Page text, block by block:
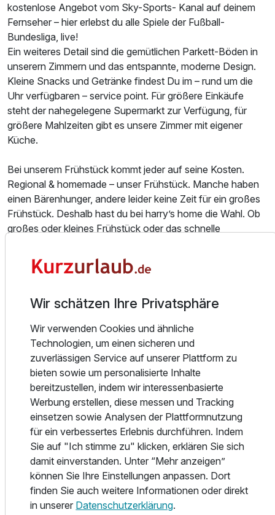
kostenlose Angebot vom Sky-Sports- Kanal auf deinem
Fernseher – hier erlebst du alle Spiele der Fußball-
Bundesliga, live!
Ein weiteres Detail sind die gemütlichen Parkett-Böden in
unserern Zimmern und das entspannte, moderne Design.
Kleine Snacks und Getränke findest Du im – rund um die
Uhr verfügbaren – service point. Für größere Einkäufe
steht der nahegelegene Supermarkt zur Verfügung, für
größere Mahlzeiten gibt es unsere Zimmer mit eigener
Küche.
Bei unserem Frühstück kommt jeder auf seine Kosten.
Regional & homemade – unser Frühstück. Manche haben
einen Bärenhunger, andere leider keine Zeit für ein großes
Frühstück. Deshalb hast du bei harry’s home die Wahl. Ob
großes oder kleines Frühstück oder das schnelle
und zahlst nur das, was du wirklich brauchst. Du bestimmst
nicht nur, ob du ein Frühstück haben willst, sondern auch
kein umfangreiches Buffet – wer dagegen mit der Familie
warme Eierspeisen, frische Früchte und die umfangreiche
Müsli-Station. Und wer gar keine Zeit hat, aber in der Früh
unbedingt einen Kaffee benötigt? Der bestellt sich einfach
eine Nespresso-Maschine aufs Zimmer.
Zum Baukasten von harry’s home gehört aber noch viel
mehr: Der service point mit Automaten für alle Dinge des
täglichen Bedarfs, Getränke und Snacks. Oder – ganz
anders gedacht – unsere Zimmer mit eigener Küche. Hier
kannst du mit der ganzen Familie Spaghetti kochen, dir
selbst ein reichhaltiges Frühstück zubereiten oder deine
Liebste (und natürlich auch deinen Liebsten) mit einem
Candle-Light-Dinner verwöhnen.
Wir schätzen Ihre Privatsphäre
Wir verwenden Cookies und ähnliche
Technologien, um einen sicheren und
zuverlässigen Service auf unserer Plattform zu
bieten sowie um personalisierte Inhalte
bereitzustellen, indem wir interessenbasierte
Werbung erstellen, diese messen und Tracking
einsetzen sowie Analysen der Plattformnutzung
für ein verbessertes Erlebnis durchführen. Indem
Sie auf "Ich stimme zu" klicken, erklären Sie sich
damit einverstanden. Unter “Mehr anzeigen”
können Sie Ihre Einstellungen anpassen. Dort
finden Sie auch weitere Informationen oder direkt
in unserer Datenschutzerklärung.